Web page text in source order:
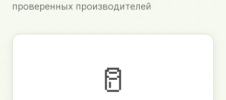
проверенных производителей
🥛